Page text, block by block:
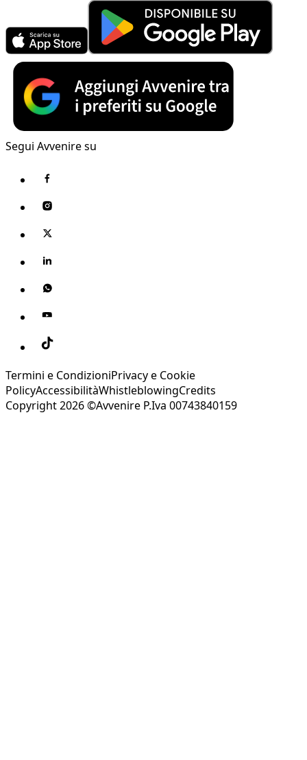
Segui Avvenire su
Termini e CondizioniPrivacy e Cookie
PolicyAccessibilitàWhistleblowingCredits
Copyright 2026 ©Avvenire P.Iva 00743840159